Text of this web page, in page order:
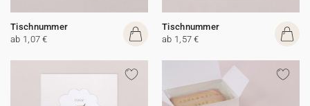
Tischnummer
ab 1,07 €
Tischnummer
ab 1,57 €